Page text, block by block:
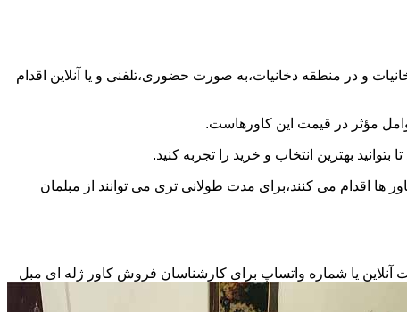
مطلع شدن از قیمت کاور مبل راحتی ۷ نفره در کاور ژله ای مبل در دخانیات و در منطقه دخانیات،به صورت حضوری،تلفنی و یا آنلاین اقدام
مؤثر در قیمت این کاورهاست.
بهترین انتخاب و خرید را تجربه کنید.
اقدام می کنند،برای مدت طولانی تری می توانند از مبلمان
آنلاین یا شماره واتساپ برای کارشناسان فروش کاور ژله ای مبل